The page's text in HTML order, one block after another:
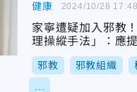
健康
家寧遭疑加入邪教
理操縱手法」：應
邪教 邪教組織
2024/10/28 17:48